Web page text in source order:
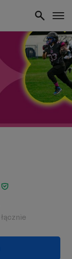
łącznie